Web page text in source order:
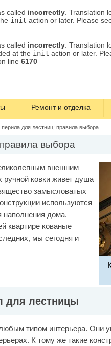
called incorrectly . Translation
init action or later. Please
called incorrectly . Translation
at the init action or later.
line 6170
Ремонт и отделка
для лестниц: правила выбора
выбора
внешним
ручной ковки живет душа
замысловатых
используются
наполнения дома.
квартире кованые
мы сегодня и
для лестницы
типом интерьера. Они
К тому же такие